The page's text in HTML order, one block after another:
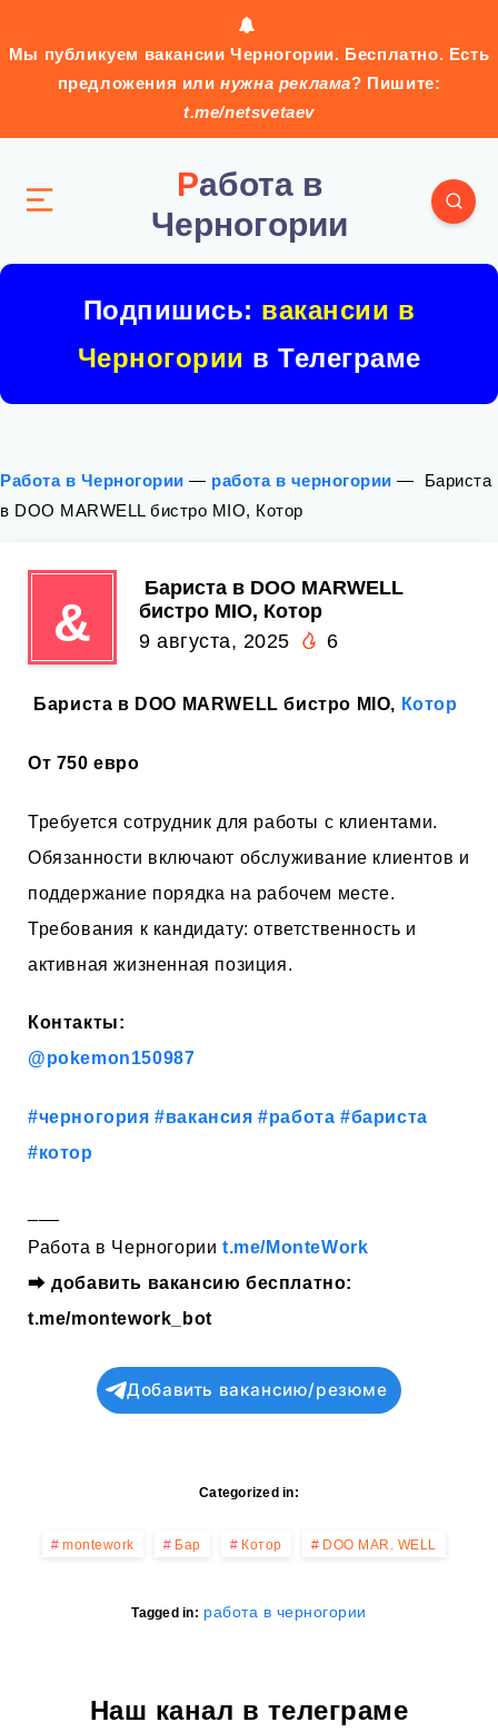
Мы публикуем вакансии Черногории. Бесплатно. Есть
предложения илинужна реклама? Пишите:
t.me/netsvetaev
Работа в
Черногории
Подпишись: вакансии в
Черногории в Телеграме
Работа в Черногории — работа в черногории —
️ Бариста
в DOO MARWELL бистро MIO, Котор
&
️ Бариста в DOO MARWELL
бистро MIO, Котор
9 августа, 2025
6
️ Бариста в DOO MARWELL бистро MIO, Котор
От 750 евро
Требуется сотрудник для работы с клиентами.
Обязанности включают обслуживание клиентов и
поддержание порядка на рабочем месте.
Требования к кандидату: ответственность и
активная жизненная позиция.
Контакты:
@pokemon150987
#черногория #вакансия #работа #бариста
#котор
Работа в Черногории t.me/MonteWork
⮕добавить вакансию бесплатно:
t.me/montework_bot
Добавить вакансию/резюме
Categorized in:
montework Бар Котор DOO MAR. WELL
Tagged in: работа в черногории
Наш канал в телеграме